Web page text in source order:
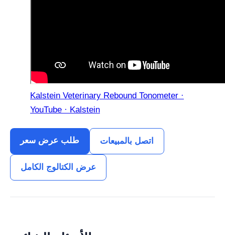
Kalstein Veterinary Rebound Tonometer ·
YouTube · Kalstein
طلب عرض سعر اتصل بالمبيعات
عرض الكتالوج الكامل